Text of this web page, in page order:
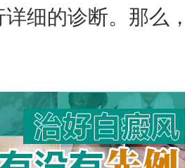
细的诊断。那么